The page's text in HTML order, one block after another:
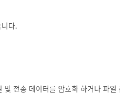
다.
전송 데이터를 암호화 하거나 파